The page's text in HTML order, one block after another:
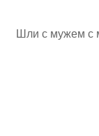
Шли с мужем с